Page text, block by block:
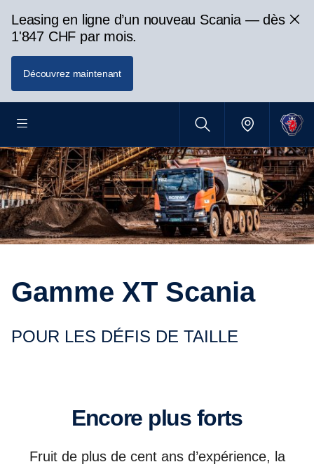
Leasing en ligne d’un nouveau Scania — dès
1'847 CHF par mois.
Découvrez maintenant
Gamme XT Scania
POUR LES DÉFIS DE TAILLE
Encore plus forts
Fruit de plus de cent ans d’expérience, la